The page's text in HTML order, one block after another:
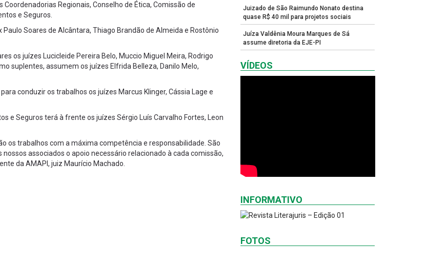
Regionais, Conselho de Ética, Comissão de
e Seguros.
Soares de Alcântara, Thiago Brandão de Almeida e Rostônio
os juízes Lucicleide Pereira Belo, Muccio Miguel Meira, Rodrigo
suplentes, assumem os juízes Elfrida Belleza, Danilo Melo,
conduzir os trabalhos os juízes Marcus Klinger, Cássia Lage e
e Seguros terá à frente os juízes Sérgio Luís Carvalho Fortes, Leon
os trabalhos com a máxima competência e responsabilidade. São
associados o apoio necessário relacionado à cada comissão,
da AMAPI, juiz Maurício Machado.
Juizado de São Raimundo Nonato destina
quase R$ 40 mil para projetos sociais
Juíza Valdênia Moura Marques de Sá
assume diretoria da EJE-PI
VÍDEOS
INFORMATIVO
FOTOS